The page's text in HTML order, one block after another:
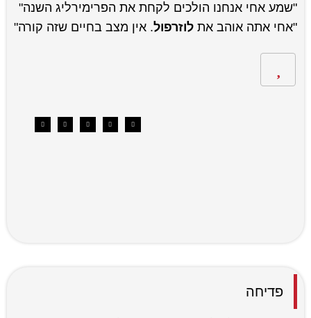
"שמע אחי אנחנו הולכים לקחת את הפרימירליג השנה"
"אחי אתה אוהב את לוזרפול. אין מצב בחיים שזה קורה"
פדיחה